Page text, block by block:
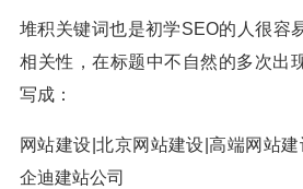
堆积关键词也是初学SEO的人很容
相关性，在标题中不自然的多次出
写成：
网站建设|北京网站建设|高端网站建
企迪建站公司